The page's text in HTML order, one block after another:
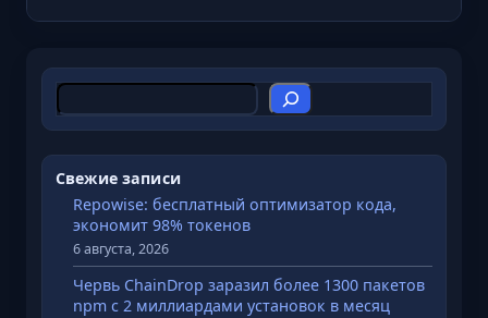
A
v
r
a
П
о
с
Свежие записи
Repowise: бесплатный оптимизатор кода,
экономит 98% токенов
6 августа, 2026
Червь ChainDrop заразил более 1300 пакетов
npm с 2 миллиардами установок в месяц